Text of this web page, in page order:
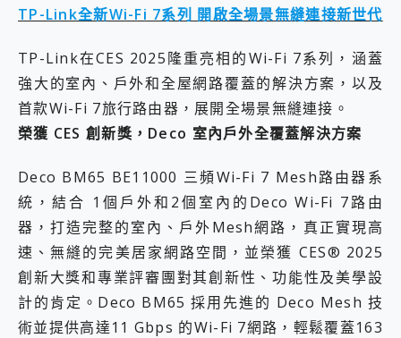
TP-Link全新Wi-Fi 7系列 開啟全場景無縫連接新世代
TP-Link在CES 2025隆重亮相的Wi-Fi 7系列，涵蓋
強大的室內、戶外和全屋網路覆蓋的解決方案，以及
首款Wi-Fi 7旅行路由器，展開全場景無縫連接。
榮獲 CES 創新獎， Deco 室內戶外全覆蓋解決方案
Deco BM65 BE11000 三頻Wi-Fi 7 Mesh路由器系
統，結合 1個戶外和2個室內的Deco Wi-Fi 7路由
器，打造完整的室內、戶外Mesh網路，真正實現高
速、無縫的完美居家網路空間，並榮獲 CES® 2025
創新大獎和專業評審團對其創新性、功能性及美學設
計的肯定。Deco BM65 採用先進的 Deco Mesh 技
術並提供高達11 Gbps 的Wi-Fi 7網路，輕鬆覆蓋163